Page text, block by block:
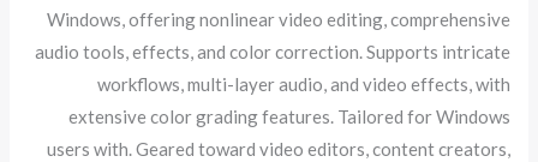
Windows, offering nonlinear video editing, comprehensive
audio tools, effects, and color correction. Supports intricate
workflows, multi-layer audio, and video effects, with
extensive color grading features. Tailored for Windows
users with. Geared toward video editors, content creators,